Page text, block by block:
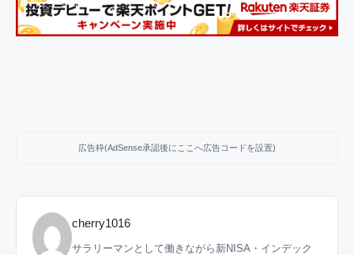
広告枠(AdSense承認後にここへ広告コードを設置)
cherry1016
サラリーマンとして働きながら新NISA・インデック